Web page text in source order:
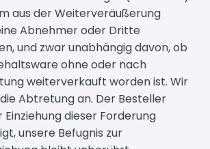
aus der Weiterveräußerung
Abnehmer oder Dritte
und zwar unabhängig davon, ob
ohne oder nach
weiterverkauft worden ist. Wir
Abtretung an. Der Besteller
Einziehung dieser Forderung
unsere Befugnis zur